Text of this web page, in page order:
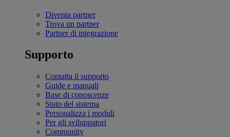
Diventa partner
Trova un partner
Partner di integrazione
Supporto
Contatta il supporto
Guide e manuali
Base di conoscenze
Stato del sistema
Personalizza i moduli
Per gli sviluppatori
Community